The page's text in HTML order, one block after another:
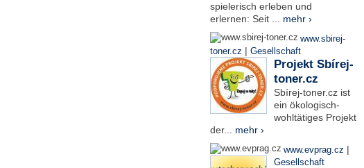
spielerisch erleben und
erlernen: Seit ... mehr ›
www.sbirej-
toner.cz | Gesellschaft
Projekt Sbírej-
toner.cz
Sbírej-toner.cz ist
ein ökologisch-
wohltätiges Projekt
der... mehr ›
www.evprag.cz |
Gesellschaft